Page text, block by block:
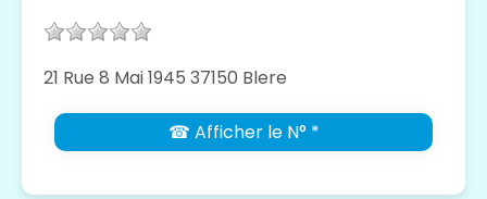
21 Rue 8 Mai 1945 37150 Blere
☎ Afficher le N° *